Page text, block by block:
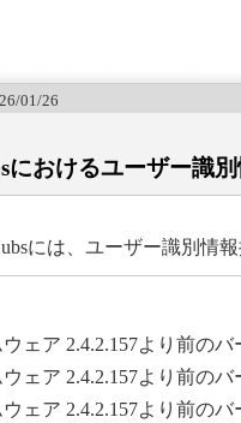
01/26
おけるユーザー識
には、ユーザー識別情
ェア 2.4.2.157より前のバ
ェア 2.4.2.157より前のバ
ェア 2.4.2.157より前のバ